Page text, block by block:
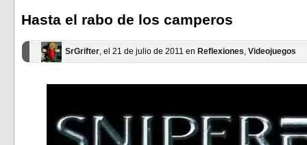
Hasta el rabo de los camperos
SrGrifter, el 21 de julio de 2011 en Reflexiones, Videojuegos